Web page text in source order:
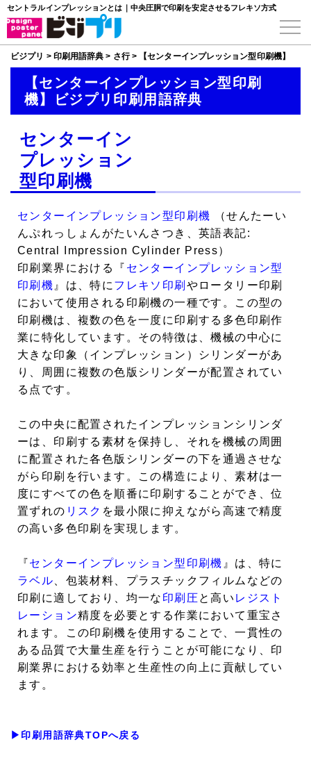
セントラルインプレッションとは｜中央圧胴で印刷を安定させるフレキソ方式
ビジプリ > 印刷用語辞典 > さ行> 【センターインプレッション型印刷機】
【センターインプレッション型印刷
機】ビジプリ印刷用語辞典
センターイン
プレッション
型印刷機
センターインプレッション型印刷機 （せんたーい
んぷれっしょんがたいんさつき、英語表記:
Central Impression Cylinder Press）
印刷業界における『 センターインプレッション型
印刷機 』は、特に フレキソ印刷 やロータリー印刷
において使用される印刷機の一種です。この型の
印刷機は、複数の色を一度に印刷する多色印刷作
業に特化しています。その特徴は、機械の中心に
大きな印象（インプレッション）シリンダーがあ
り、周囲に複数の色版シリンダーが配置されてい
る点です。
この中央に配置されたインプレッションシリンダ
ーは、印刷する素材を保持し、それを機械の周囲
に配置された各色版シリンダーの下を通過させな
がら印刷を行います。この構造により、素材は一
度にすべての色を順番に印刷することができ、位
置ずれの リスク を最小限に抑えながら高速で精度
の高い多色印刷を実現します。
『センターインプレッション型印刷機 』は、特に
ラベル 、包装材料、プラスチックフィルムなどの
印刷に適しており、均一な 印刷圧と高い レジスト
レーション精度を必要とする作業において重宝さ
れます。この印刷機を使用することで、一貫性の
ある品質で大量生産を行うことが可能になり、印
刷業界における効率と生産性の向上に貢献してい
ます。
▶印刷用語辞典TOPへ戻る